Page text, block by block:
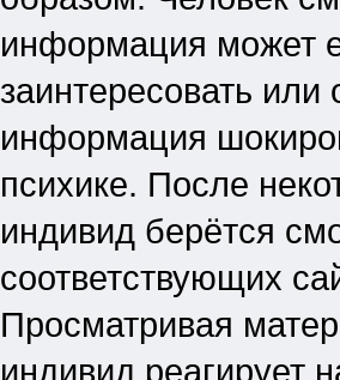
информация может
заинтересовать
информация
психике. После
индивид берётся
соответствующих
Просматривая
индивид реагирует